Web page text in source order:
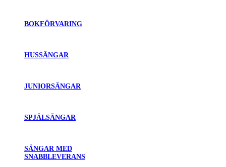
BOKFÖRVARING
HUSSÄNGAR
JUNIORSÄNGAR
SPJÄLSÄNGAR
SÄNGAR MED
SNABBLEVERANS